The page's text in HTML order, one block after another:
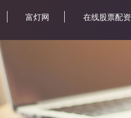
富灯网 在线股票配资